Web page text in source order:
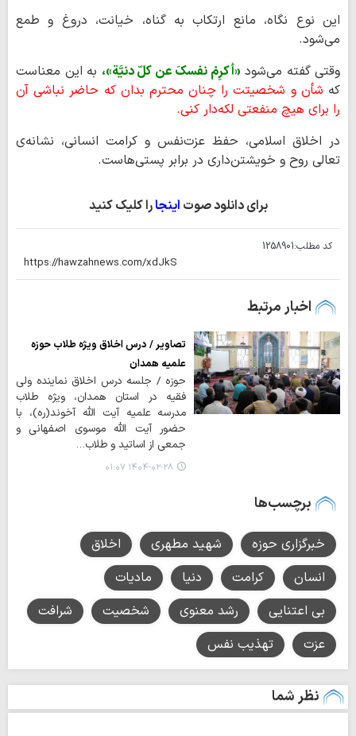
این نوع نگاه، مانع ارتکاب به گناه، خیانت، دروغ و طمع
می‌شود.
وقتی گفته می‌شود «أکرِمْ نفسکَ عن کلّ دنیَّة»، به این معناست
که شأن و شخصیتت را چنان محترم بدان که حاضر نباشی آن
را برای هیچ منفعتی لکه‌دار کنی.
در اخلاق اسلامی، حفظ عزت‌نفس و کرامت انسانی، نشانه‌ی
تعالی روح و خویشتن‌داری در برابر پستی‌هاست.
برای دانلود صوت اینجارا کلیک کنید
کد مطلب:1258901
اخبار مرتبط
تصاویر / درس اخلاق ویژه طلاب حوزه
علمیه همدان
حوزه / جلسه درس اخلاق نماینده ولی
فقیه در استان همدان، ویژه طلاب
مدرسه علمیه آیت الله آخوند(ره)، با
حضور آیت الله موسوی اصفهانی و
جمعی از اساتید و طلاب…
۱۴۰۴-۰۲-۲۸ ۰۱:۰۷
برچسب‌ها
خبرگزاری حوزه شهید مطهری
اخلاق
انسان
کرامت دنیا
مادیات
بی اعتنایی
رشد معنوی شخصیت
شرافت
عزت
تهذیب نفس
نظر شما